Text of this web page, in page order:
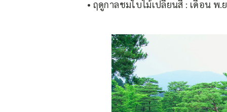
• ฤดูกาลชมใบไม้เปลี่ยนสี : เดือน พ.